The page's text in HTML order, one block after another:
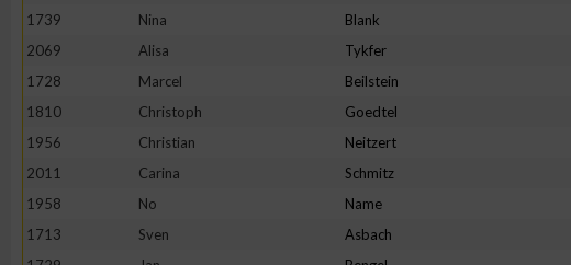
1739
Nina Blank
2069
Alisa Tykfer
1728
Marcel Beilstein
1810
Christoph Goedtel
1956
Christian Neitzert
2011
Carina Schmitz
1958
No Name
1713
Sven Asbach
verschiedenen Quellen
Entwicklung und Verbesserung der Angebote
Verwendung reduzierter Daten zur Auswahl von Inhalten
IAB-Besonderheiten:
Verwendung genauer Standortdaten